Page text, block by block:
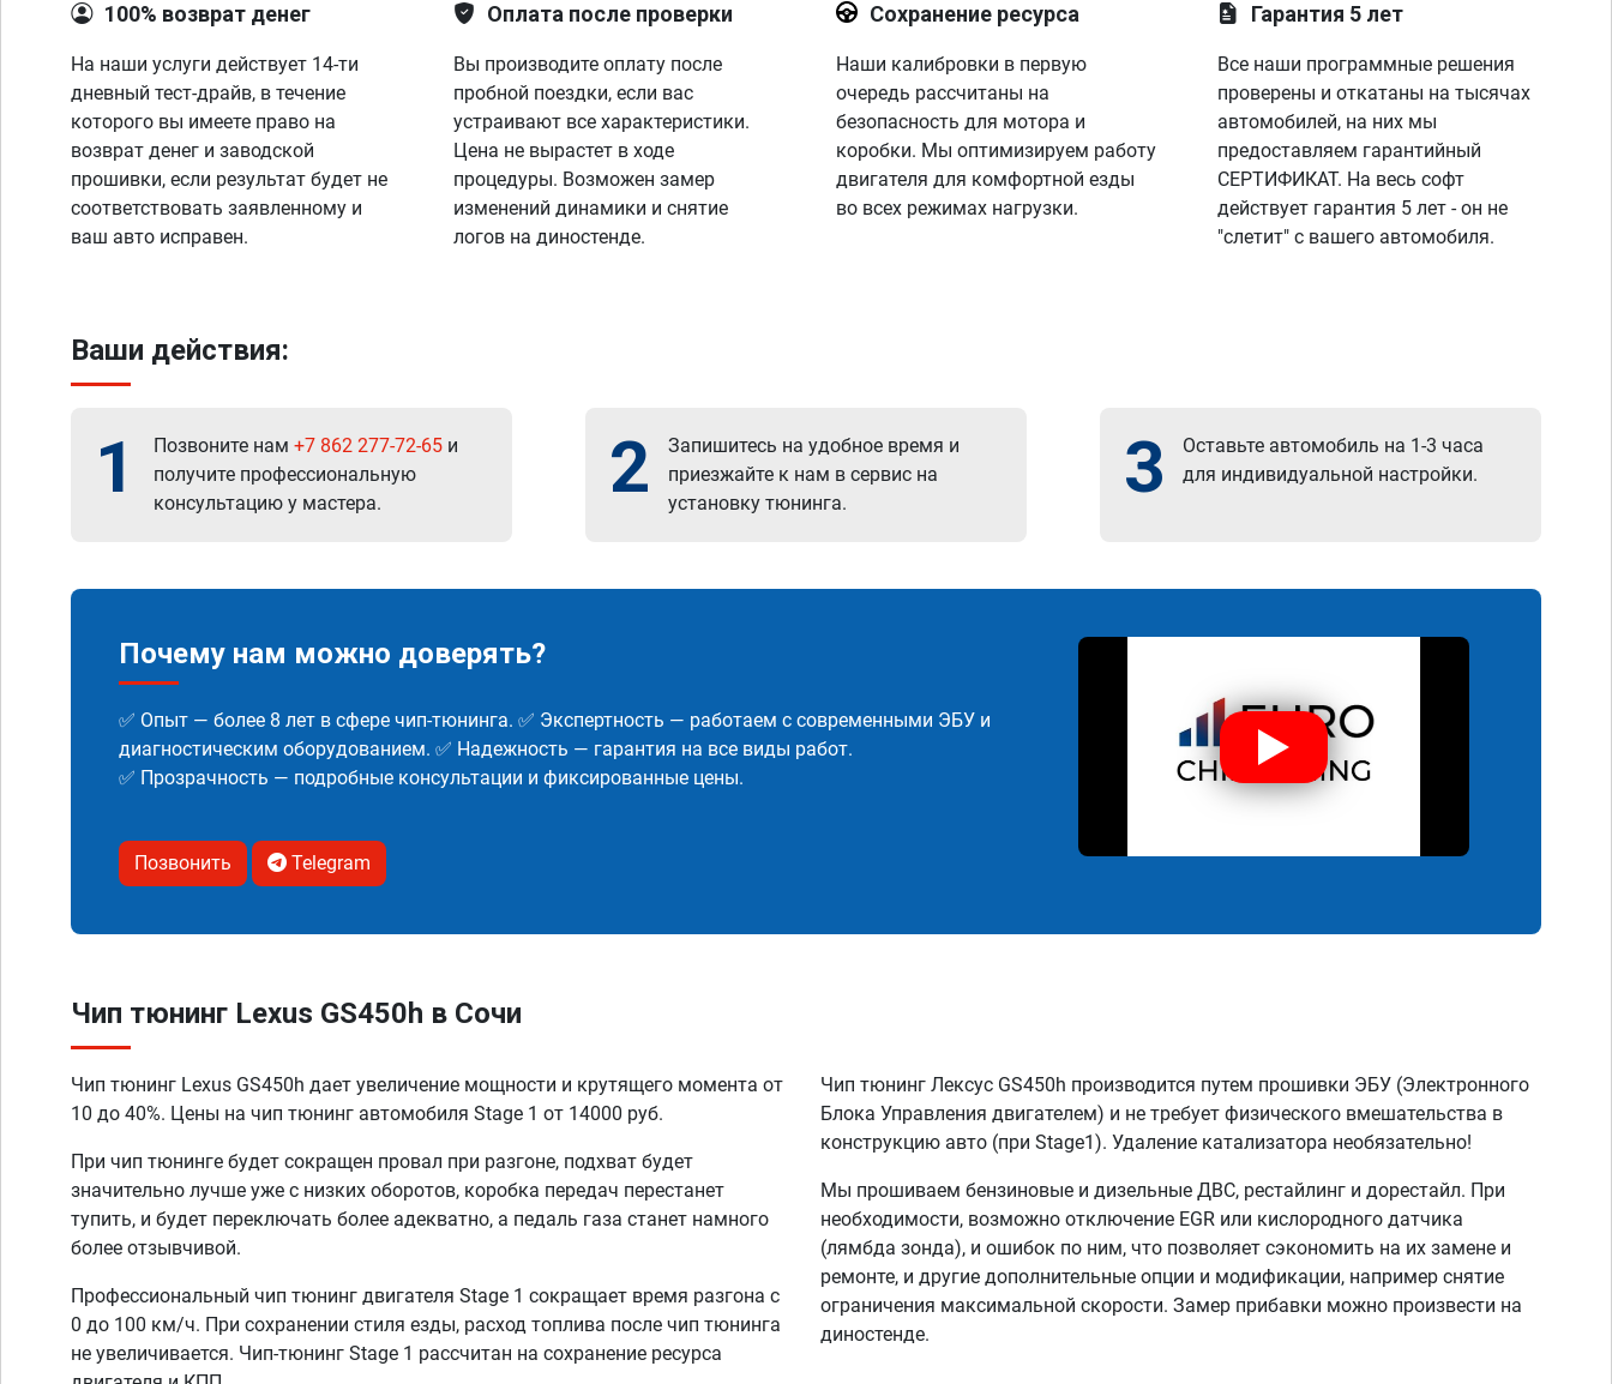
100% возврат денег
На наши услуги действует 14-ти
дневный тест-драйв, в течение
которого вы имеете право на
возврат денег и заводской
прошивки, если результат будет не
соответствовать заявленному и
ваш авто исправен.
Оплата после проверки
Вы производите оплату после
пробной поездки, если вас
устраивают все характеристики.
Цена не вырастет в ходе
процедуры. Возможен замер
изменений динамики и снятие
логов на диностенде.
Сохранение ресурса
Наши калибровки в первую
очередь рассчитаны на
безопасность для мотора и
коробки. Мы оптимизируем работу
двигателя для комфортной езды
во всех режимах нагрузки.
Гарантия 5 лет
Все наши программные решения
проверены и откатаны на тысячах
автомобилей, на них мы
предоставляем гарантийный
СЕРТИФИКАТ. На весь софт
действует гарантия 5 лет - он не
"слетит" с вашего автомобиля.
Ваши действия:
1 Позвоните нам +7 862 277-72-65 и
получите профессиональную
консультацию у мастера.
2
Запишитесь на удобное время и
приезжайте к нам в сервис на
установку тюнинга.
3
Оставьте автомобиль на 1-3 часа
для индивидуальной настройки.
Почему нам можно доверять?
✅ Опыт — более 8 лет в сфере чип-тюнинга. ✅ Экспертность — работаем с современными ЭБУ и
диагностическим оборудованием. ✅ Надежность — гарантия на все виды работ.
✅ Прозрачность — подробные консультации и фиксированные цены.
Позвонить Telegram
Чип тюнинг Lexus GS450h в Сочи
Чип тюнинг Lexus GS450h дает увеличение мощности и крутящего момента от
10 до 40%. Цены на чип тюнинг автомобиля Stage 1 от 14000 руб.
При чип тюнинге будет сокращен провал при разгоне, подхват будет
значительно лучше уже с низких оборотов, коробка передач перестанет
тупить, и будет переключать более адекватно, а педаль газа станет намного
более отзывчивой.
Профессиональный чип тюнинг двигателя Stage 1 сокращает время разгона с
0 до 100 км/ч. При сохранении стиля езды, расход топлива после чип тюнинга
не увеличивается. Чип-тюнинг Stage 1 рассчитан на сохранение ресурса
Чип тюнинг Лексус GS450h производится путем прошивки ЭБУ (Электронного
Блока Управления двигателем) и не требует физического вмешательства в
конструкцию авто (при Stage1). Удаление катализатора необязательно!
Мы прошиваем бензиновые и дизельные ДВС, рестайлинг и дорестайл. При
необходимости, возможно отключение EGR или кислородного датчика
(лямбда зонда), и ошибок по ним, что позволяет сэкономить на их замене и
ремонте, и другие дополнительные опции и модификации, например снятие
ограничения максимальной скорости. Замер прибавки можно произвести на
диностенде.